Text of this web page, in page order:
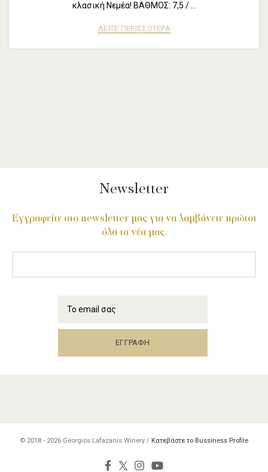
κλασική Νεμέα! ΒΑΘΜΟΣ: 7,5 / ...
ΔΕΙΤΕ ΠΕΡΙΣΣΟΤΕΡΑ
Newsletter
Εγγραφείτε στο newsletter μας για να λαμβάνετε πρώτοι
όλα τα νέα μας.
© 2018 - 2026 Georgios Lafazanis Winery / Κατεβάστε το Bussiness Profile